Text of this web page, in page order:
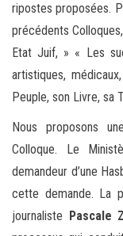
ripostes proposées.
précédents
Etat Juif, » « Les
artistiques,
Peuple, son Livre, sa
Nous proposons
Colloque. Le
demandeur d’une
cette demande. La
journaliste Pascale